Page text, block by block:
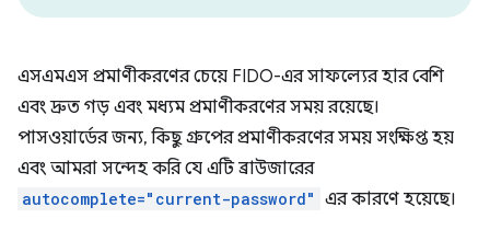
এসএমএস প্রমাণীকরণের চেয়ে FIDO-এর সাফল্যের হার বেশি
এবং দ্রুত গড় এবং মধ্যম প্রমাণীকরণের সময় রয়েছে।
পাসওয়ার্ডের জন্য, কিছু গ্রুপের প্রমাণীকরণের সময় সংক্ষিপ্ত হয়
এবং আমরা সন্দেহ করি যে এটি ব্রাউজারের
autocomplete="current-password" এর কারণে হয়েছে।